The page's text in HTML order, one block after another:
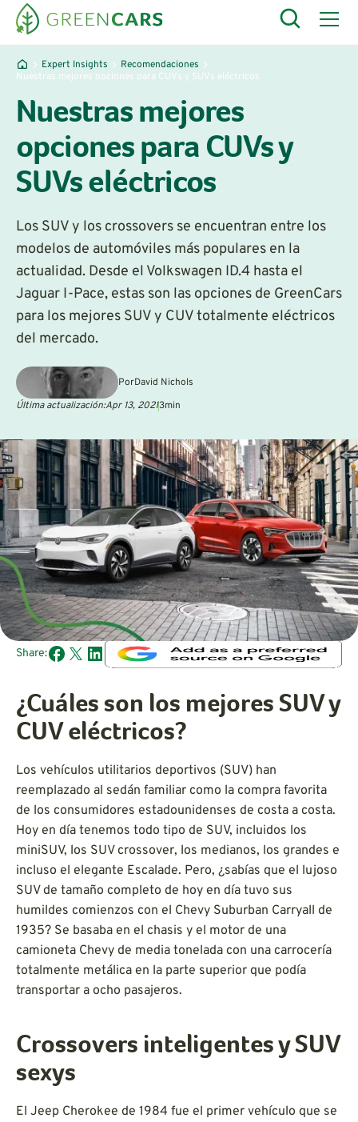
Expert Insights
Recomendaciones
Nuestras mejores opciones para CUVs y SUVs eléctricos
Nuestras mejores
opciones para CUVs y
SUVs eléctricos
Los SUV y los crossovers se encuentran entre los
modelos de automóviles más populares en la
actualidad. Desde el Volkswagen ID.4 hasta el
Jaguar I-Pace, estas son las opciones de GreenCars
para los mejores SUV y CUV totalmente eléctricos
del mercado.
PorDavid Nichols
Última actualización:Apr 13, 20213min
Share:
¿Cuáles son los mejores SUV y
CUV eléctricos?
Los vehículos utilitarios deportivos (SUV) han
reemplazado al sedán familiar como la compra favorita
de los consumidores estadounidenses de costa a costa.
Hoy en día tenemos todo tipo de SUV, incluidos los
miniSUV, los SUV crossover, los medianos, los grandes e
incluso el elegante Escalade. Pero, ¿sabías que el lujoso
SUV de tamaño completo de hoy en día tuvo sus
humildes comienzos con el Chevy Suburban Carryall de
1935? Se basaba en el chasis y el motor de una
camioneta Chevy de media tonelada con una carrocería
totalmente metálica en la parte superior que podía
transportar a ocho pasajeros.
Crossovers inteligentes y SUV
sexys
El Jeep Cherokee de 1984 fue el primer vehículo que se